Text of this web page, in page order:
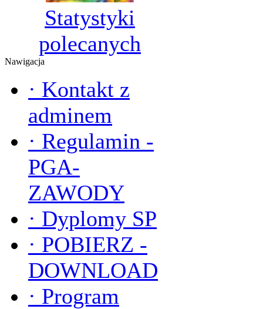
Statystyki
polecanych
Nawigacja
· Kontakt z
adminem
· Regulamin -
PGA-
ZAWODY
· Dyplomy SP
· POBIERZ -
DOWNLOAD
· Program